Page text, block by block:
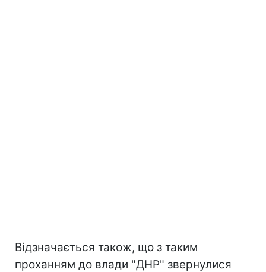
Відзначається також, що з таким
проханням до влади "ДНР" звернулися